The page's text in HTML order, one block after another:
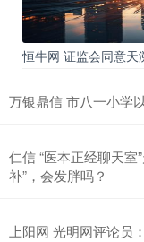
恒牛网 证监会同意
万银鼎信 市八一小学
仁信 “医本正经聊天室
补”，会发胖吗？
上阳网 光明网评论员